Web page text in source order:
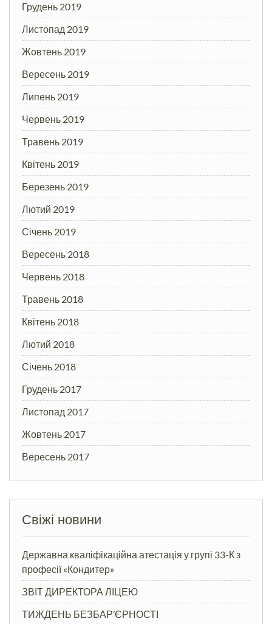
Грудень 2019
Листопад 2019
Жовтень 2019
Вересень 2019
Липень 2019
Червень 2019
Травень 2019
Квітень 2019
Березень 2019
Лютий 2019
Січень 2019
Вересень 2018
Червень 2018
Травень 2018
Квітень 2018
Лютий 2018
Січень 2018
Грудень 2017
Листопад 2017
Жовтень 2017
Вересень 2017
Свіжі новини
Державна кваліфікаційна атестація у групі 33-К з
професії «Кондитер»
ЗВІТ ДИРЕКТОРА ЛІЦЕЮ
ТИЖДЕНЬ БЕЗБАР’ЄРНОСТІ